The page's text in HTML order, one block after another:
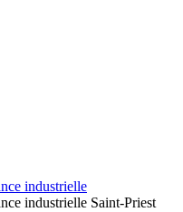
industrielle
industrielle Saint-Priest